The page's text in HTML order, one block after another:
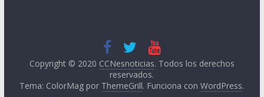
Copyright © 2020 CCNesnoticias. Todos los derechos
reservados.
Tema: ColorMag por ThemeGrill. Funciona conWordPress.